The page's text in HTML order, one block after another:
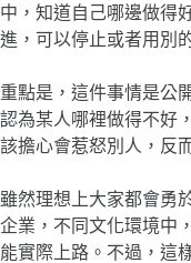
中，知道自己哪邊做得
進，可以停止或者用別
重點是，這件事情是公
認為某人哪裡做得不好
該擔心會惹怒別人，反
雖然理想上大家都會勇
企業，不同文化環境中
能實際上路。不過，這